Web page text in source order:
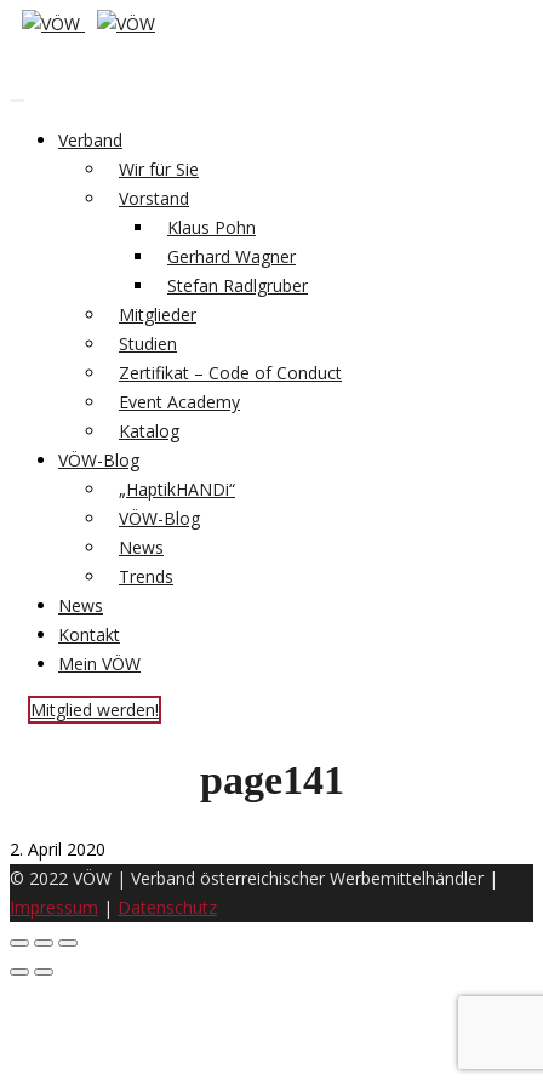
Verband
Wir für Sie
Vorstand
Klaus Pohn
Gerhard Wagner
Stefan Radlgruber
Mitglieder
Studien
Zertifikat – Code of Conduct
Event Academy
Katalog
VÖW-Blog
„HaptikHANDi“
VÖW-Blog
News
Trends
News
Kontakt
Mein VÖW
Mitglied werden!
page141
2. April 2020
© 2022 VÖW | Verband österreichischer Werbemittelhändler |
Impressum | Datenschutz